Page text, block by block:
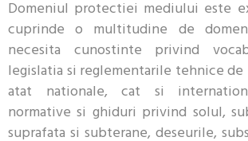
Domeniul protectiei mediului este
cuprinde o multitudine de
necesita cunostinte privind
legislatia si reglementarile tehnice
atat nationale, cat si
normative si ghiduri privind solul,
suprafata si subterane, deseurile,